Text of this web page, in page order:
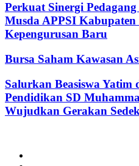
Perkuat Sinergi
Musda APPSI
Kepengurusan Baru
Bursa Saham Kawasan
Salurkan Beasiswa
Pendidikan SD
Wujudkan Gerakan